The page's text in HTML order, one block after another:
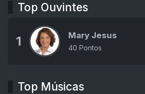
Top Ouvintes
1 Mary Jesus
40 Pontos
Top Músicas